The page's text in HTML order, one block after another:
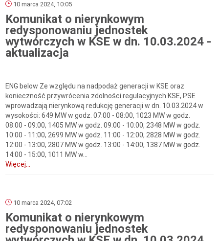
10 marca 2024, 10:05
Komunikat o nierynkowym
redysponowaniu jednostek
wytwórczych w KSE w dn. 10.03.2024 -
aktualizacja
ENG below Ze względu na nadpodaż generacji w KSE oraz
konieczność przywrócenia zdolności regulacyjnych KSE, PSE
wprowadzają nierynkową redukcję generacji w dn. 10.03.2024 w
wysokości: 649 MW w godz. 07:00 - 08:00, 1023 MW w godz.
08:00 - 09:00, 1405 MW w godz. 09:00 - 10:00, 2348 MW w godz.
10:00 - 11:00, 2699 MW w godz. 11:00 - 12:00, 2828 MW w godz.
12:00 - 13:00, 2807 MW w godz. 13:00 - 14:00, 1387 MW w godz.
14:00 - 15:00, 1011 MW w...
Więcej...
10 marca 2024, 07:02
Komunikat o nierynkowym
redysponowaniu jednostek